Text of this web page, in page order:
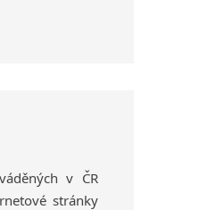
v ČR
stránky